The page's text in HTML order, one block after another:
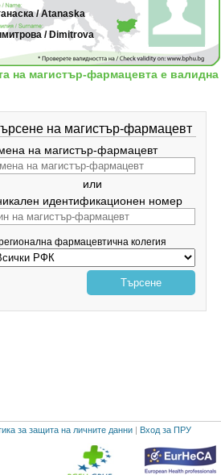
/ Atanaska
/ Dimitrova
на магистър-фармацевта е валидна
на магистър-фармацевт
на магистър-фармацевт
или
идентификационен номер
фармацевтична колегия
Търсене
за защита на личните данни | Вход за ПРУ